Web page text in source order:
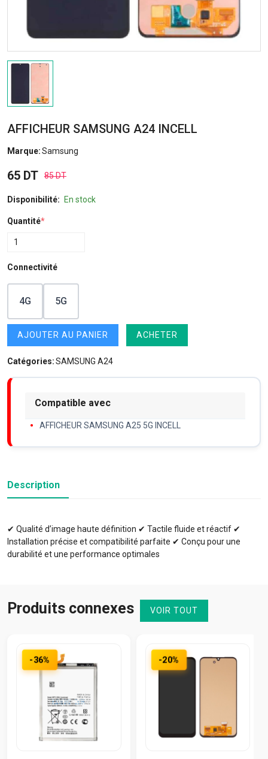
AFFICHEUR SAMSUNG A24 INCELL
Marque:Samsung
65 DT 85 DT
Disponibilité: En stock
Quantité*
Connectivité
4G 5G
AJOUTER AU PANIER ACHETER
Catégories:SAMSUNG A24
Compatible avec
AFFICHEUR SAMSUNG A25 5G INCELL
Description
✔ Qualité d’image haute définition ✔ Tactile fluide et réactif ✔
Installation précise et compatibilité parfaite ✔ Conçu pour une
durabilité et une performance optimales
Produits connexes VOIR TOUT
-36% -20%